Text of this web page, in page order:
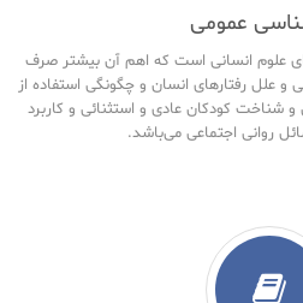
عمومی
علوم انسانی است که اهم آن بیشتر صرف
علل رفتارهای انسان و چگونگی استفاده از
شناخت کودکان عادی و استثنائی و کاربرد
روانی اجتماعی می‌باشد.